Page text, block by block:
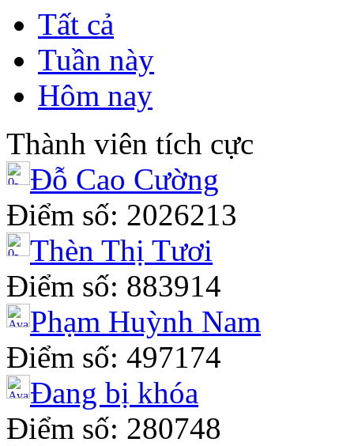
Tất cả
Tuần này
Hôm nay
Thành viên tích cực
Đỗ Cao Cường
Điểm số: 2026213
Thèn Thị Tươi
Điểm số: 883914
Phạm Huỳnh Nam
Điểm số: 497174
Đang bị khóa
Điểm số: 280748